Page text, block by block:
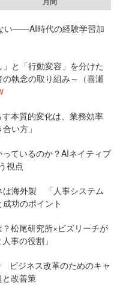
い——AI時代の経験学習加
」と「行動変容」を分けた
執念の取り組み～（喜瀬
本質的変化は、業務効率
い方」
ているのか？AIネイティブ
視点
は海外製 「人事システム
功のポイント
松尾研究所×ビズリーチが
事の役割」
ビジネス改革のためのキャ
と改善策